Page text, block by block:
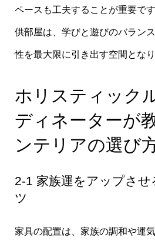
ペースも工夫することが重要で
供部屋は、学びと遊びのバラン
性を最大限に引き出す空間となり
ホリスティック
ディネーターが
ンテリアの選び
2-1 家族運をアップさせ
ツ
家具の配置は、家族の調和や運